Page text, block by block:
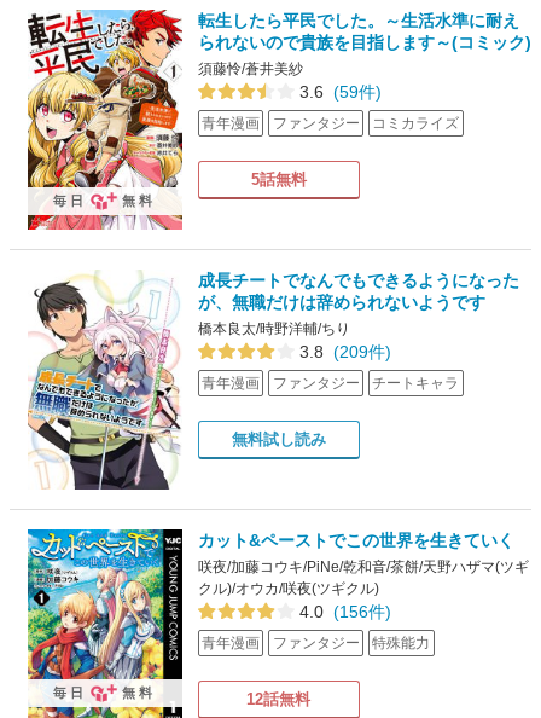
転生したら平民でした。～生活水準に耐え
られないので貴族を目指します～(コミック)
須藤怜/蒼井美紗
3.6 (59件)
青年漫画 ファンタジー コミカライズ
5話無料
毎日 無料
成長チートでなんでもできるようになった
が、無職だけは辞められないようです
橋本良太/時野洋輔/ちり
3.8 (209件)
青年漫画 ファンタジー チートキャラ
無料試し読み
カット&ペーストでこの世界を生きていく
咲夜/加藤コウキ/PiNe/乾和音/茶餅/天野ハザマ(ツギ
クル)/オウカ/咲夜(ツギクル)
4.0 (156件)
青年漫画 ファンタジー 特殊能力
12話無料
毎日 無料